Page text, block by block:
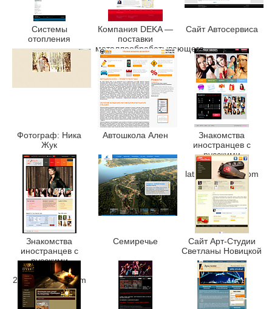
Системы
отопления
Компания DEKA —
поставки
металлообрабатывающего
оборудования
Сайт Автосервиса
Фотограф: Ника
Жук
Автошкола Ален
Знакомства
иностранцев с
русскими
девушками
latintruebrides.com
Знакомства
иностранцев с
русскими
девушками
2heartsdelight.com
Семиречье
Сайт Арт-Студии
Светланы Новицкой